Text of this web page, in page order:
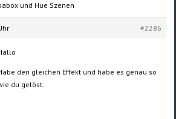
und Hue Szenen
#2286
den gleichen Effekt und habe es genau so
du gelöst.